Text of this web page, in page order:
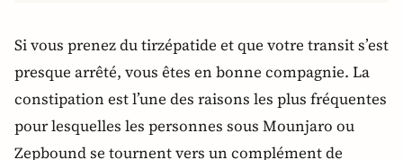
Si vous prenez du tirzépatide et que votre transit s’est
presque arrêté, vous êtes en bonne compagnie. La
constipation est l’une des raisons les plus fréquentes
pour lesquelles les personnes sous Mounjaro ou
Zepbound se tournent vers un complément de